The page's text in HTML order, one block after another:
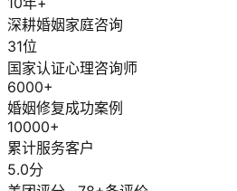
深耕婚姻家庭咨询
31位
国家认证心理咨询师
6000+
婚姻修复成功案例
10000+
累计服务客户
5.0分